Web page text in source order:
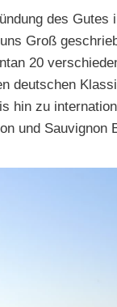
des Gutes
Groß
20
deutschen
hin zu
und Sauvignon